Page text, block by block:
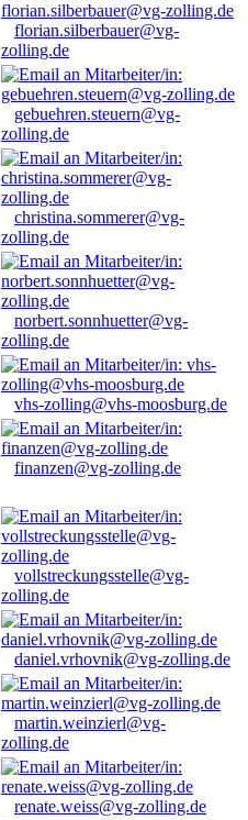
florian.silberbauer@vg-
zolling.de
gebuehren.steuern@vg-
zolling.de
christina.sommerer@vg-
zolling.de
norbert.sonnhuetter@vg-
zolling.de
vhs-zolling@vhs-moosburg.de
finanzen@vg-zolling.de
vollstreckungsstelle@vg-
zolling.de
daniel.vrhovnik@vg-zolling.de
martin.weinzierl@vg-
zolling.de
renate.weiss@vg-zolling.de